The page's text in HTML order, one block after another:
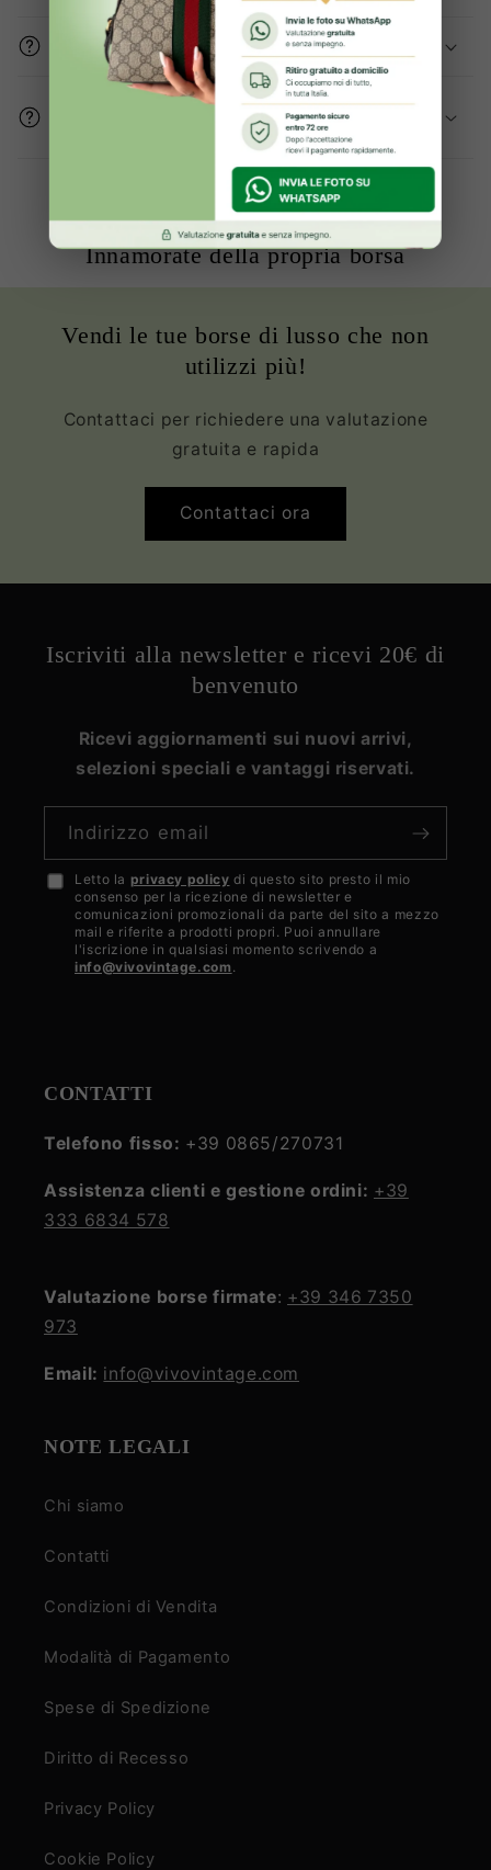
Gli articoli sono originali?
Come mi assicurate che le condizioni del
Oltre 2000+ clienti Soddisfatte ed
Innamorate della propria borsa
Vendi le tue borse di lusso che non
utilizzi più!
Contattaci per richiedere una valutazione
gratuita e rapida
Contattaci ora
Iscriviti alla newsletter e ricevi 20€ di
benvenuto
Ricevi aggiornamenti sui nuovi arrivi,
selezioni speciali e vantaggi riservati.
Indirizzo email
Accetto
privacy
policy
Letto la privacy policy di questo sito presto il mio
consenso per la ricezione di newsletter e
comunicazioni promozionali da parte del sito a mezzo
mail e riferite a prodotti propri. Puoi annullare
l'iscrizione in qualsiasi momento scrivendo a
info@vivovintage.com .
CONTATTI
Telefono fisso: +39 0865/270731
Assistenza clienti e gestione ordini: +39
333 6834 578
Valutazione borse firmate: +39 346 7350
973
Email: info@vivovintage.com
NOTE LEGALI
Chi siamo
Contatti
Condizioni di Vendita
Modalità di Pagamento
Spese di Spedizione
Diritto di Recesso
Privacy Policy
Cookie Policy